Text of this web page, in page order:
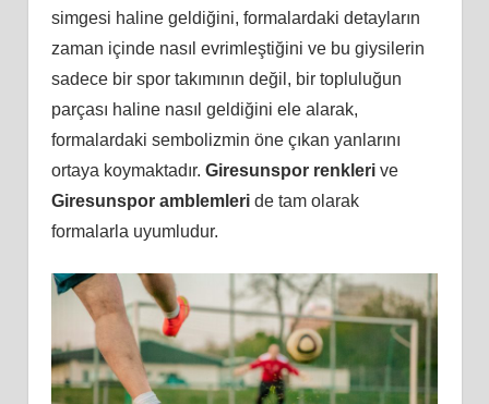
simgesi haline geldiğini, formalardaki detayların
zaman içinde nasıl evrimleştiğini ve bu giysilerin
sadece bir spor takımının değil, bir topluluğun
parçası haline nasıl geldiğini ele alarak,
formalardaki sembolizmin öne çıkan yanlarını
ortaya koymaktadır. Giresunspor renkleri ve
Giresunspor amblemleride tam olarak
formalarla uyumludur.